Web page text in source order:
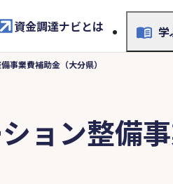
資金調達ナビとは 学
事業費補助金（大分県）
ョン整備